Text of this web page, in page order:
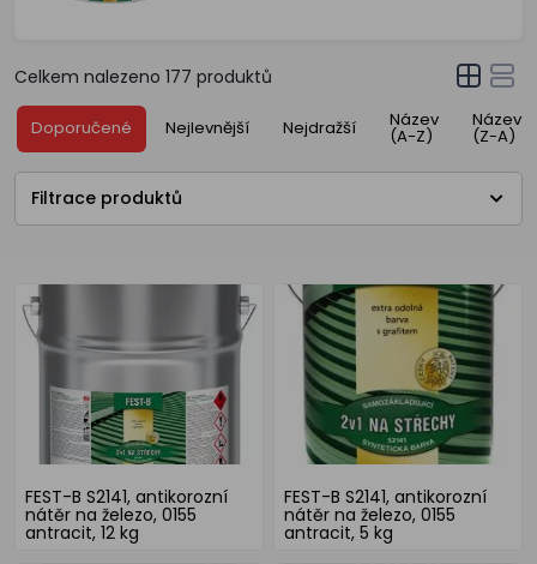
Celkem nalezeno 177 produktů
Doporučené Nejlevnější Nejdražší Název
(A-Z)
Název
(Z-A)
Filtrace produktů
FEST-B S2141, antikorozní
nátěr na železo, 0155
antracit, 12 kg
FEST-B S2141, antikorozní
nátěr na železo, 0155
antracit, 5 kg